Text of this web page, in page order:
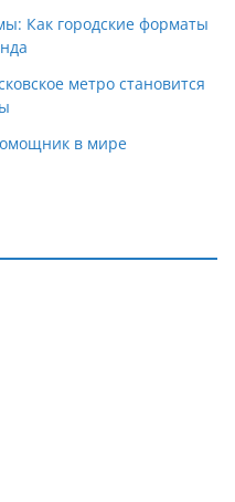
Как городские форматы
метро становится
в мире